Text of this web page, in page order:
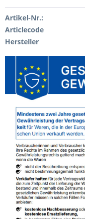
Artikel-Nr.:
Articlecode
Hersteller